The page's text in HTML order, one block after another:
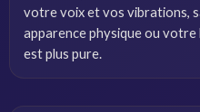
votre voix et vos vibrations,
apparence physique ou
est plus pure.